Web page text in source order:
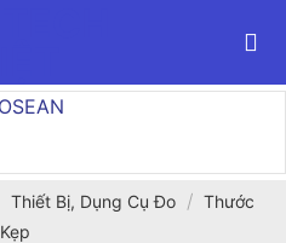
Thiết Bị, Dụng Cụ Đo / Thước
Kẹp